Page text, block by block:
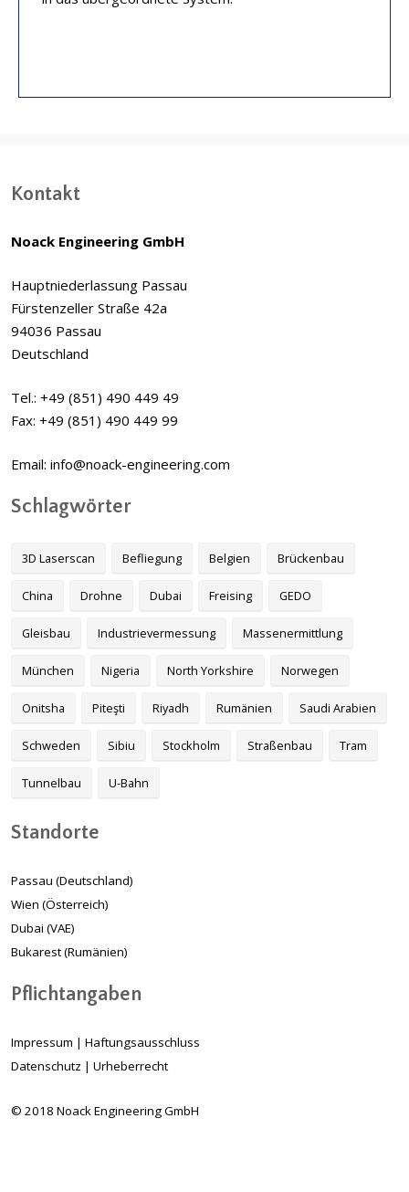
Kontakt
Noack Engineering GmbH
Hauptniederlassung Passau
Fürstenzeller Straße 42a
94036 Passau
Deutschland
Tel.: +49 (851) 490 449 49
Fax: +49 (851) 490 449 99
Email: info@noack-engineering.com
Schlagwörter
3D Laserscan Befliegung Belgien Brückenbau
China Drohne Dubai Freising GEDO
Gleisbau Industrievermessung Massenermittlung
München Nigeria North Yorkshire Norwegen
Onitsha Piteşti Riyadh Rumänien Saudi Arabien
Schweden Sibiu Stockholm Straßenbau Tram
Tunnelbau U-Bahn
Standorte
Passau (Deutschland)
Wien (Österreich)
Dubai (VAE)
Bukarest (Rumänien)
Pflichtangaben
Impressum | Haftungsausschluss
Datenschutz | Urheberrecht
© 2018 Noack Engineering GmbH